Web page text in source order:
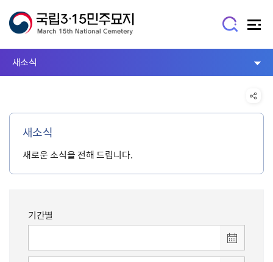
새소식
새소식
새로운 소식을 전해 드립니다.
기간별